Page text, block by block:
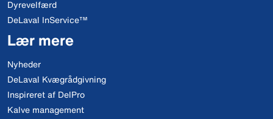
Dyrevelfærd
DeLaval InService™
Lær mere
Nyheder
DeLaval Kvægrådgivning
Inspireret af DelPro
Kalve management